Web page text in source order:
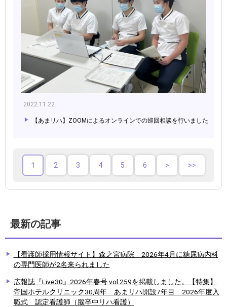
2022.11.22
【あまリハ】ZOOMによるオンラインでの巡回相談を行いました
1 2 3 4 5 6
最新の記事
【看護師採用情報サイト】森之宮病院 2026年4月に糖尿病内科
の専門医師が2名来られました
広報誌『Live30』2026年春号 vol.259を掲載しました。【特集】
帝国ホテルクリニック30周年 あまリハ開設7年目 2026年度入
職式 認定看護師（脳卒中リハ看護）